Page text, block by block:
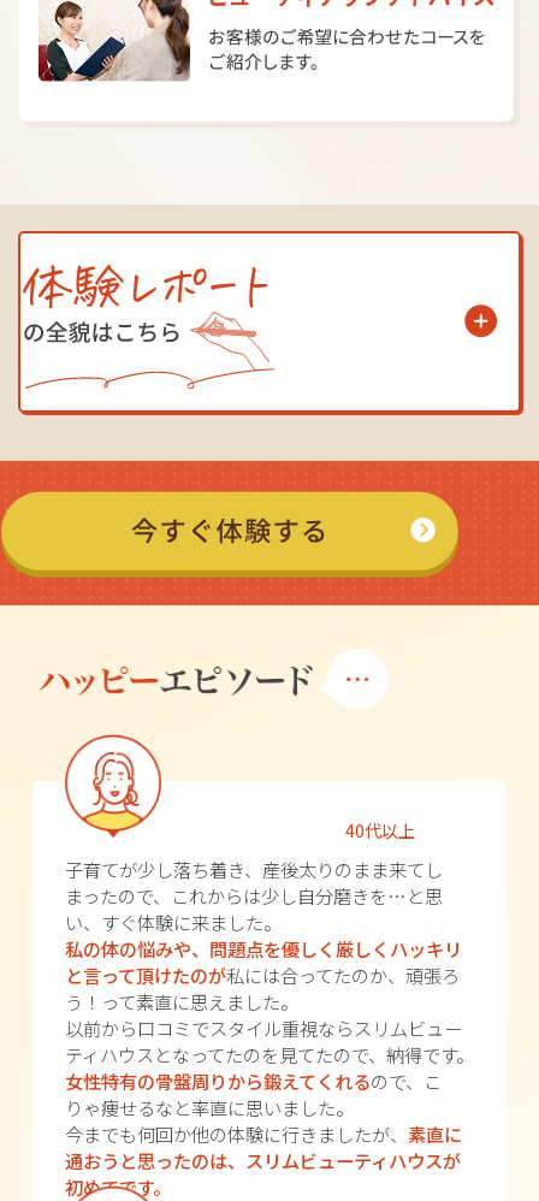
40代以上
子育てが少し落ち着き、産後太りのまま来てし
まったので、これからは少し自分磨きを…と思
い、すぐ体験に来ました。
私の体の悩みや、問題点を優しく厳しくハッキリ
と言って頂けたのが私には合ってたのか、頑張ろ
う！って素直に思えました。
以前から口コミでスタイル重視ならスリムビュー
ティハウスとなってたのを見てたので、納得です。
女性特有の骨盤周りから鍛えてくれるので、こ
りゃ痩せるなと率直に思いました。
今までも何回か他の体験に行きましたが、 素直に
通おうと思ったのは、スリムビューティハウスが
初めてです。